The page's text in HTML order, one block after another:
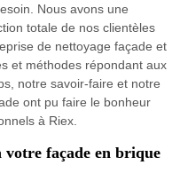
Nous avons une
totale de nos clientèles
de nettoyage façade et
et méthodes répondant aux
notre savoir-faire et notre
ont pu faire le bonheur
à Riex.
votre façade en brique